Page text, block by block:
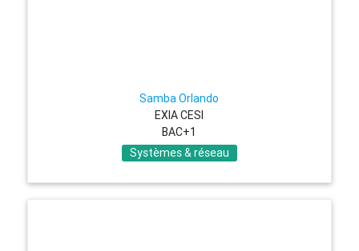
Samba Orlando
EXIA CESI
BAC+1
Systèmes & réseau